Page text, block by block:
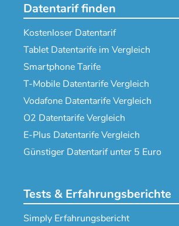
Datentarif finden
Kostenloser Datentarif
Tablet Datentarife im Vergleich
Smartphone Tarife
T-Mobile Datentarife Vergleich
Vodafone Datentarife Vergleich
O2 Datentarife Vergleich
E-Plus Datentarife Vergleich
Günstiger Datentarif unter 5 Euro
Tests & Erfahrungsberichte
Simply Erfahrungsbericht